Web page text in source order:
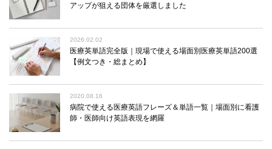
アップが狙える団体を厳選しました
2026.02.02
医療英単語完全版｜現場で使える場面別医療英単語200選
【例文つき・総まとめ】
2020.08.16
病院で使える医療英語フレーズ＆単語一覧｜場面別に看護
師・医師向け英語表現を網羅